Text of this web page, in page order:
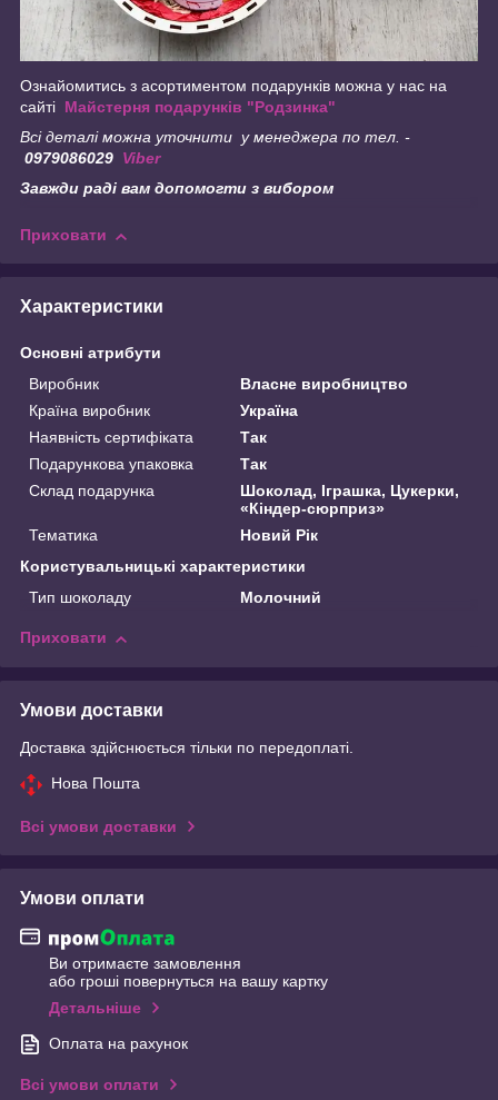
Ознайомитись з асортиментом подарунків можна у нас на
сайті Майстерня подарунків "Родзинка"
Всі деталі можна уточнити у менеджера по тел. -
0979086029 Viber
Завжди раді вам допомогти з вибором
Приховати
Характеристики
Основні атрибути
Виробник
Власне виробництво
Країна виробник
Україна
Наявність сертифіката
Так
Подарункова упаковка
Так
Склад подарунка
Шоколад, Іграшка, Цукерки,
«Кіндер-сюрприз»
Тематика
Новий Рік
Користувальницькі характеристики
Тип шоколаду
Молочний
Приховати
Умови доставки
Доставка здійснюється тільки по передоплаті.
Нова Пошта
Всі умови доставки
Умови оплати
Ви отримаєте замовлення
або гроші повернуться на вашу картку
Детальніше
Оплата на рахунок
Всі умови оплати